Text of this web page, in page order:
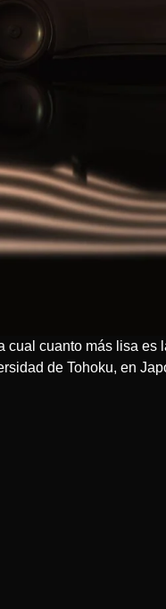
cuanto más lisa
de Tohoku, en